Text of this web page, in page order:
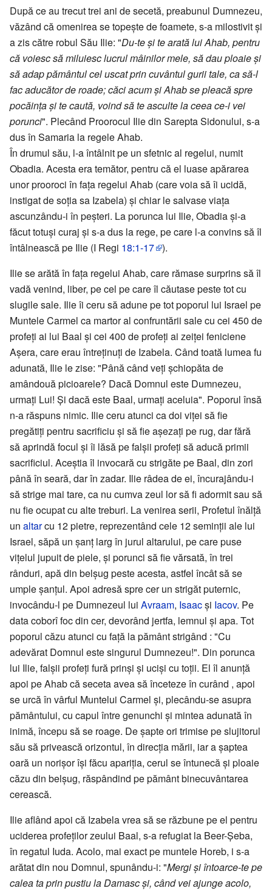
După ce au trecut trei ani de secetă, preabunul Dumnezeu,
văzând că omenirea se topește de foamete, s-a milostivit și
a zis către robul Său Ilie: "Du-te și te arată lui Ahab, pentru
că voiesc să miluiesc lucrul mâinilor mele, să dau ploaie și
să adap pământul cel uscat prin cuvântul gurii tale, ca să-l
fac aducător de roade; căci acum și Ahab se pleacă spre
pocăința și te caută, voind să te asculte la ceea ce-i vei
porunci". Plecând Proorocul Ilie din Sarepta Sidonului, s-a
dus în Samaria la regele Ahab.
În drumul său, l-a întâlnit pe un sfetnic al regelui, numit
Obadia. Acesta era temător, pentru că el luase apărarea
unor prooroci în fața regelui Ahab (care voia să îi ucidă,
instigat de soția sa Izabela) și chiar le salvase viața
ascunzându-i în peșteri. La porunca lui Ilie, Obadia și-a
făcut totuși curaj și s-a dus la rege, pe care l-a convins să îl
întâlnească pe Ilie (I Regi 18:1-17 ).
Ilie se arătă în fața regelui Ahab, care rămase surprins să îl
vadă venind, liber, pe cel pe care îl căutase peste tot cu
slugile sale. Ilie îi ceru să adune pe tot poporul lui Israel pe
Muntele Carmel ca martor al confruntării sale cu cei 450 de
profeți ai lui Baal și cei 400 de profeți ai zeiței feniciene
Așera, care erau întreținuți de Izabela. Când toată lumea fu
adunată, Ilie le zise: "Până când veți șchiopăta de
amândouă picioarele? Dacă Domnul este Dumnezeu,
urmați Lui! Şi dacă este Baal, urmați aceluia". Poporul însă
n-a răspuns nimic. Ilie ceru atunci ca doi viței să fie
pregătiți pentru sacrificiu și să fie așezați pe rug, dar fără
să aprindă focul și îi lăsă pe falșii profeți să aducă primii
sacrificiul. Aceștia îl invocară cu strigăte pe Baal, din zori
până în seară, dar în zadar. Ilie râdea de ei, încurajându-i
să strige mai tare, ca nu cumva zeul lor să fi adormit sau să
nu fie ocupat cu alte treburi. La venirea serii, Profetul înălță
un altarcu 12 pietre, reprezentând cele 12 seminții ale lui
Israel, săpă un șanț larg în jurul altarului, pe care puse
vițelul jupuit de piele, și porunci să fie vărsată, în trei
rânduri, apă din belșug peste acesta, astfel încât să se
umple șanțul. Apoi adresă spre cer un strigăt puternic,
invocându-l pe Dumnezeul lui Avraam, Isaacși Iacov. Pe
data coborî foc din cer, devorând jertfa, lemnul și apa. Tot
poporul căzu atunci cu față la pământ strigând : "Cu
adevărat Domnul este singurul Dumnezeu!". Din porunca
lui Ilie, falșii profeți fură prinși și uciși cu toții. El îl anunță
apoi pe Ahab că seceta avea să înceteze în curând , apoi
se urcă în vârful Muntelui Carmel și, plecându-se asupra
pământului, cu capul între genunchi și mintea adunată în
inimă, începu să se roage. De șapte ori trimise pe slujitorul
său să privească orizontul, în direcția mării, iar a șaptea
oară un norișor își făcu apariția, cerul se întunecă și ploaie
căzu din belșug, răspândind pe pământ binecuvântarea
cerească.
Ilie aflând apoi că Izabela vrea să se răzbune pe el pentru
uciderea profeților zeului Baal, s-a refugiat la Beer-Şeba,
în regatul Iuda. Acolo, mai exact pe muntele Horeb, i s-a
arătat din nou Domnul, spunându-i: "Mergi și întoarce-te pe
calea ta prin pustiu la Damasc și, când vei ajunge acolo,